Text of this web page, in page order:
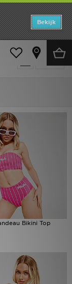
Bekijk
Bikini Top